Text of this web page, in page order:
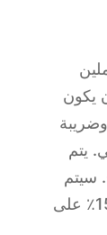
يكون
يتم
سيتم
فرض ضريبة القيمة المضافة بمعدل 15.5٪ على